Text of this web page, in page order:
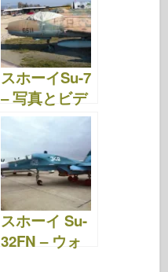
スホーイSu-7
– 写真とビデ
オ
スホーイ Su-
32FN – ウォ